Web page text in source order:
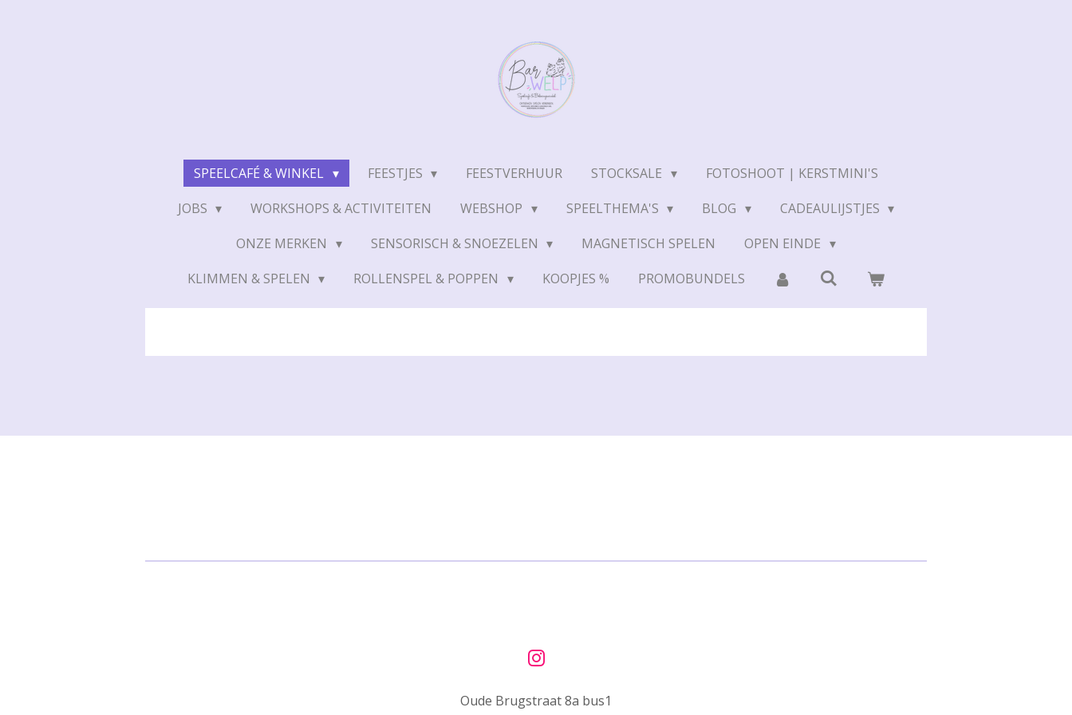
SPEELCAFÉ & WINKEL FEESTJES FEESTVERHUUR STOCKSALE
FOTOSHOOT | KERSTMINI'S
JOBS
WORKSHOPS & ACTIVITEITEN WEBSHOP SPEELTHEMA'S BLOG
CADEAULIJSTJES
ONZE MERKEN
SENSORISCH & SNOEZELEN MAGNETISCH SPELEN
OPEN EINDE
KLIMMEN & SPELEN
ROLLENSPEL & POPPEN KOOPJES % PROMOBUNDELS
I
s
Oude Brugstraat 8a bus1